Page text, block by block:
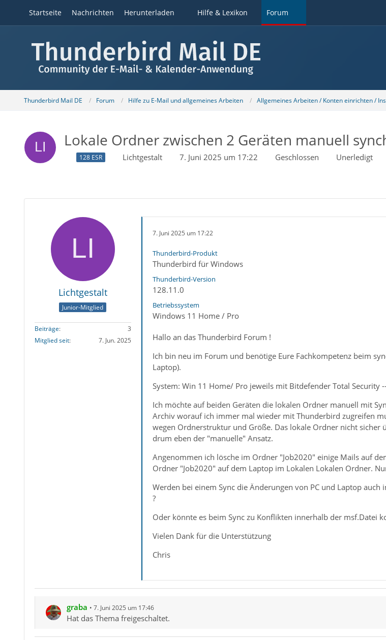
Startseite Nachrichten Herunterladen Hilfe & Lexikon Forum
Thunderbird Mail DE Forum Hilfe zu E-Mail und allgemeines Arbeiten Allgemeines Arbeiten / Konten einrichten /
Lokale Ordner zwischen 2 Geräten manuell
128 ESR Lichtgestalt 7. Juni 2025 um 17:22 Geschlossen Unerledigt
Lichtgestalt
Junior-Mitglied
Beiträge
3
Mitglied seit
7. Jun. 2025
7. Juni 2025 um 17:22
Thunderbird-Produkt
Thunderbird für Windows
Thunderbird-Version
128.11.0
Betriebssystem
Windows 11 Home / Pro
Hallo an das Thunderbird Forum !
Ich bin neu im Forum und benötige Eure Fachkompetenz beim
Laptop).
System: Win 11 Home/ Pro jeweils mit Bitdefender Total Security
Ich möchte auf beiden Geräten die lokalen Ordner manuell mit
Archiv worauf ich immer mal wieder mit Thunderbird zugreifen
wegen Ordnerstruktur und Größe. Das lokale Ordner nicht
drum eben der "manuelle" Ansatz.
Angenommen ich lösche im Ordner "Job2020" einige Mails auf
Ordner "Job2020" auf dem Laptop im Lokalen Lokalen Ordner.
Werden bei einem Sync die Änderungen von PC und Laptop
?
Oder könnte es beim Sync zu Konflikten innerhalb der msf.Datei
Vielen Dank für die Unterstützung
Chris
graba 7. Juni 2025 um 17:46
Hat das Thema freigeschaltet.